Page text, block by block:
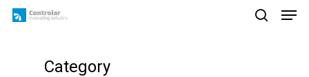
Skip
Category